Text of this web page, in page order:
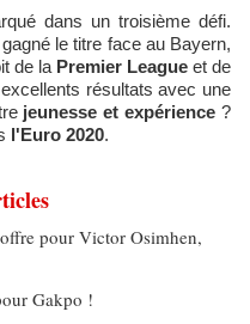
dans un troisième défi.
le titre face au Bayern,
de la Premier Leagueet de
résultats avec une
jeunesse et expérience ?
l'Euro 2020.
pour Victor Osimhen,
Gakpo !